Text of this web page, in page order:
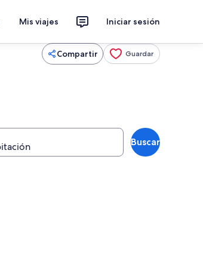
Mis viajes Iniciar sesión
Compartir Guardar
Buscar